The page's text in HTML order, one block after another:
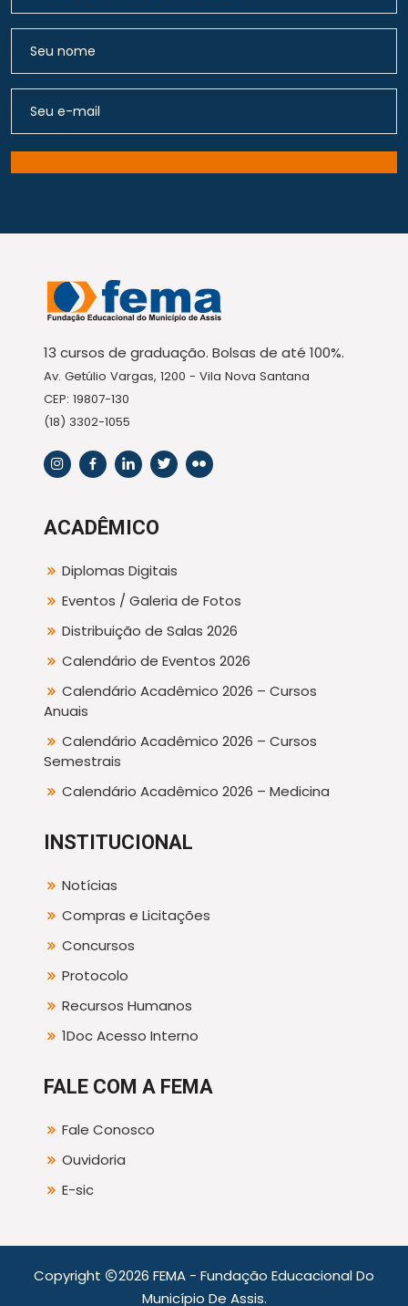
13 cursos de graduação. Bolsas de até 100%.
Av. Getúlio Vargas, 1200 - Vila Nova Santana
CEP: 19807-130
(18) 3302-1055
ACADÊMICO
Diplomas Digitais
Eventos / Galeria de Fotos
Distribuição de Salas 2026
Calendário de Eventos 2026
Calendário Acadêmico 2026 – Cursos
Anuais
Calendário Acadêmico 2026 – Cursos
Semestrais
Calendário Acadêmico 2026 – Medicina
INSTITUCIONAL
Notícias
Compras e Licitações
Concursos
Protocolo
Recursos Humanos
1Doc Acesso Interno
FALE COM A FEMA
Fale Conosco
Ouvidoria
E-sic
Copyright
2026 FEMA - Fundação Educacional Do
Município De Assis.